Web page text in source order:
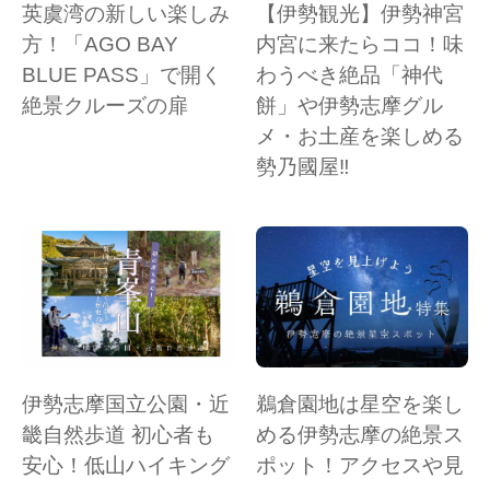
英虞湾の新しい楽しみ
方！「AGO BAY
BLUE PASS」で開く
絶景クルーズの扉
【伊勢観光】伊勢神宮
内宮に来たらココ！味
わうべき絶品「神代
餅」や伊勢志摩グル
メ・お土産を楽しめる
勢乃國屋‼
伊勢志摩国立公園・近
畿自然歩道 初心者も
安心！低山ハイキング
鵜倉園地は星空を楽し
める伊勢志摩の絶景ス
ポット！アクセスや見